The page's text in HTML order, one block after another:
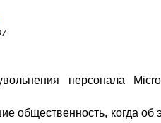
персонала
общественность, когда об